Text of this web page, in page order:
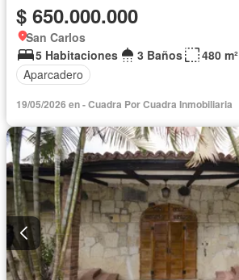
$ 650.000.000
San Carlos
5 Habitaciones
3 Baños
480 m²
Aparcadero
19/05/2026 en - Cuadra Por Cuadra Inmobiliaria